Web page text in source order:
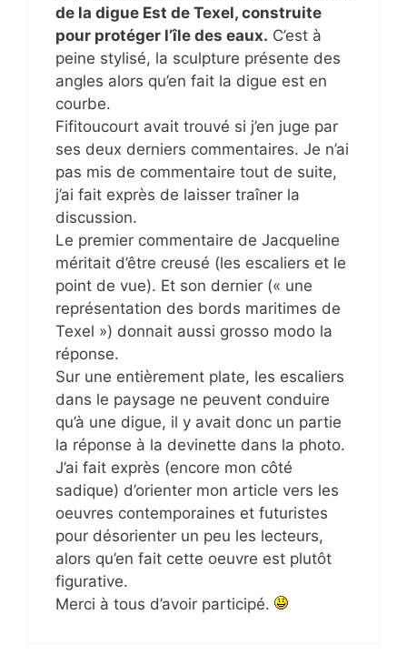
de la digue Est de Texel, construite
pour protéger l’île des eaux. C’est à
peine stylisé, la sculpture présente des
angles alors qu’en fait la digue est en
courbe.
Fifitoucourt avait trouvé si j’en juge par
ses deux derniers commentaires. Je n’ai
pas mis de commentaire tout de suite,
j’ai fait exprès de laisser traîner la
discussion.
Le premier commentaire de Jacqueline
méritait d’être creusé (les escaliers et le
point de vue). Et son dernier (« une
représentation des bords maritimes de
Texel ») donnait aussi grosso modo la
réponse.
Sur une entièrement plate, les escaliers
dans le paysage ne peuvent conduire
qu’à une digue, il y avait donc un partie
la réponse à la devinette dans la photo.
J’ai fait exprès (encore mon côté
sadique) d’orienter mon article vers les
oeuvres contemporaines et futuristes
pour désorienter un peu les lecteurs,
alors qu’en fait cette oeuvre est plutôt
figurative.
Merci à tous d’avoir participé.